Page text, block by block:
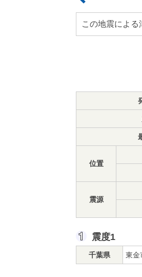
この地震による
位置
震源
震度1
千葉県 東金